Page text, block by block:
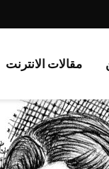
مقالات الانترنت